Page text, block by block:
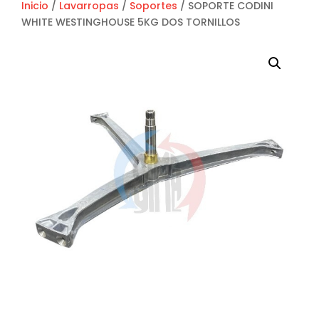
Inicio / Lavarropas / Soportes / SOPORTE CODINI
WHITE WESTINGHOUSE 5KG DOS TORNILLOS